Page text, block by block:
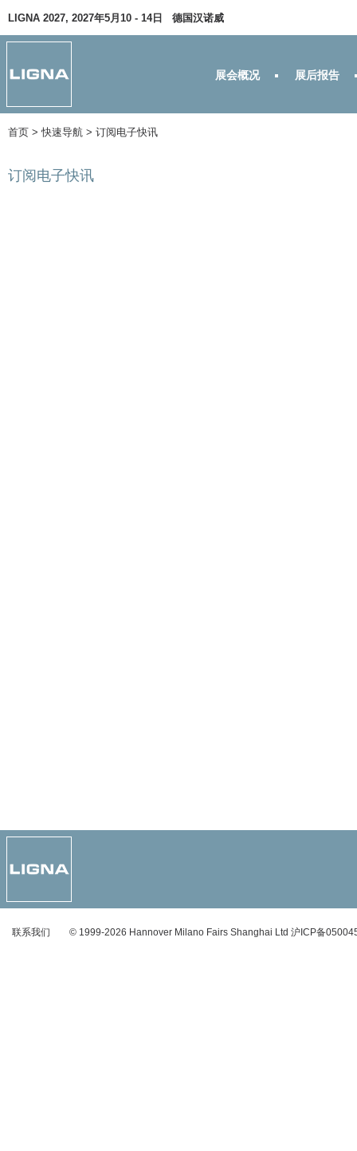
LIGNA 2027, 2027年5月10 - 14日 德国汉诺威
展会概况 展后报告
首页 > 快速导航 > 订阅电子快讯
订阅电子快讯
联系我们 © 1999-2026 Hannover Milano Fairs Shanghai Ltd 沪ICP备